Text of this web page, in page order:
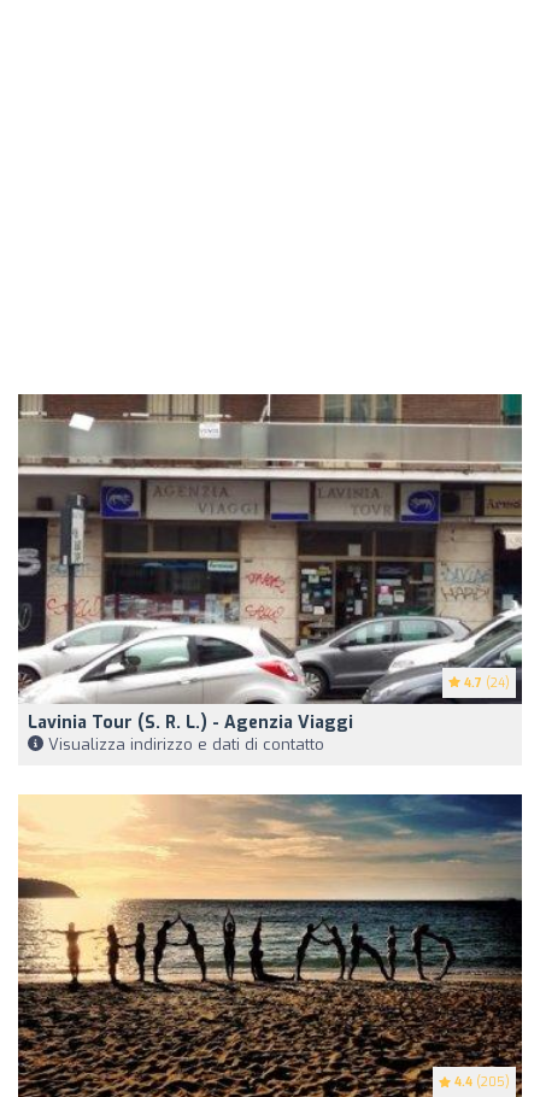
4.7 (24)
Lavinia Tour (S. R. L.) - Agenzia Viaggi
Visualizza indirizzo e dati di contatto
4.4 (205)